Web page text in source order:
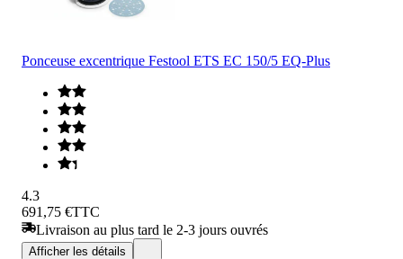
Ponceuse excentrique Festool ETS EC 150/5 EQ-Plus
4.3
691,75 €TTC
Livraison au plus tard le 2-3 jours ouvrés
Afficher les détails